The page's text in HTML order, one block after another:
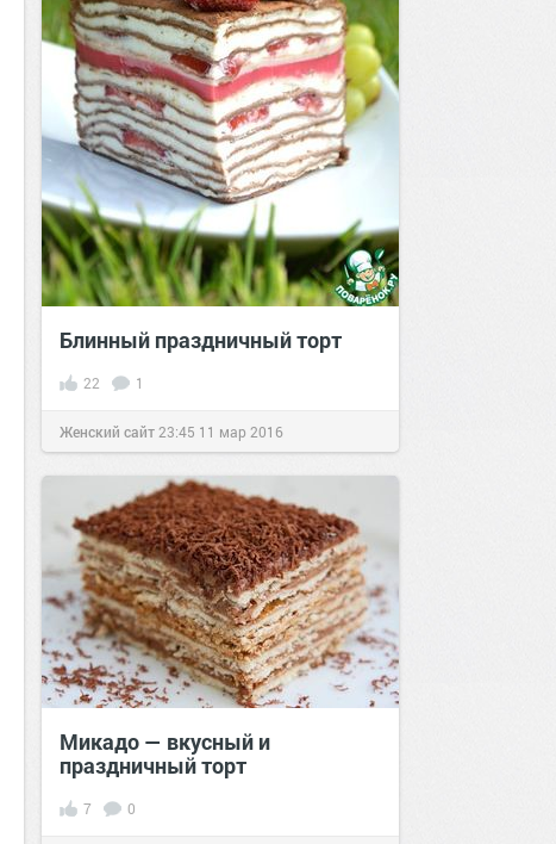
Блинный праздничный торт
22 1
Женский сайт 23:45 11 мар 2016
Микадо — вкусный и
праздничный торт
7 0